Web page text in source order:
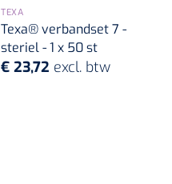
TEXA
Texa® verbandset 7 -
steriel - 1 x 50 st
€ 23,72 excl. btw